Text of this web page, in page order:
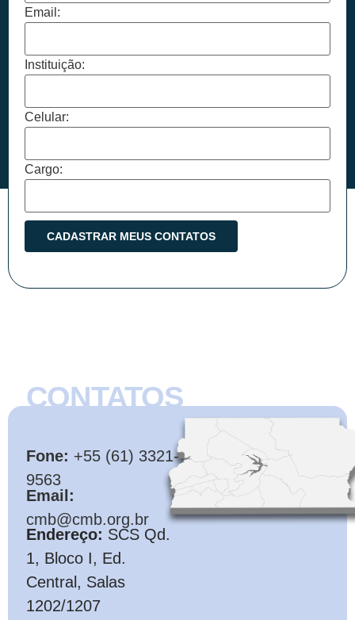
Email:
Instituição:
Celular:
Cargo:
CONTATOS
Fone: +55 (61) 3321-
9563
Email:
cmb@cmb.org.br
Endereço: SCS Qd.
1, Bloco I, Ed.
Central, Salas
1202/1207